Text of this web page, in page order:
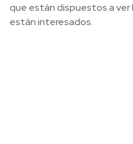
que están dispuestos a ver
están interesados.